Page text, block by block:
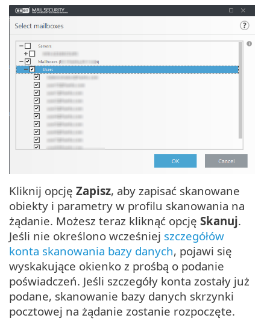
Kliknij opcję Zapisz, aby zapisać skanowane
obiekty i parametry w profilu skanowania na
żądanie. Możesz teraz kliknąć opcję Skanuj.
Jeśli nie określono wcześniej szczegółów
konta skanowania bazy danych, pojawi się
wyskakujące okienko z prośbą o podanie
poświadczeń. Jeśli szczegóły konta zostały już
podane, skanowanie bazy danych skrzynki
pocztowej na żądanie zostanie rozpoczęte.